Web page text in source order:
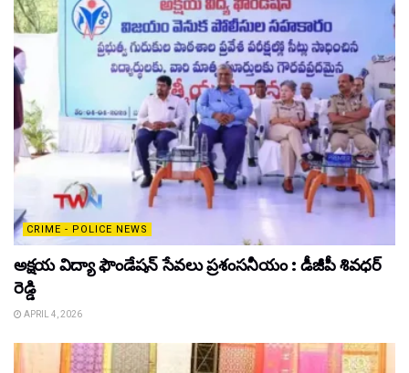
CRIME - POLICE NEWS
అక్షయ విద్యా ఫౌండేషన్ సేవలు ప్రశంసనీయం : డీజీపీ శివధర్
రెడ్డి
APRIL 4, 2026